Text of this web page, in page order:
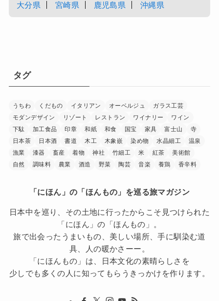
大分県
宮崎県 鹿児島県 沖縄県
タグ
うちわ くだもの イタリアン オーベルジュ
ガラス工芸
モダンデザイン
リゾート レストラン ワイナリー
ワイン
下駄
加工食品 印章 和紙 和食 国宝 家具 富士山
寺
日本茶
日本酒 書道 木工 木象嵌 染め物 水晶細工
温泉
漁業
漆器 畜産 着物 神社 竹細工 米 紅茶
美術館
自然
調味料 農業 酒造 野菜 陶芸 音楽 養鶏 香辛料
「にほん」の「ほんもの」を巡る旅マガジン
日本中を巡り、その土地に行ったからこそ見つけられた
「にほん」の「ほんもの」。
旅で出会ったうまいもの、美しい場所、手に馴染む道
具、人の暖かさーー。
「にほんもの」は、日本文化の素晴らしさを
少しでも多くの人に知ってもらうきっかけを作ります。